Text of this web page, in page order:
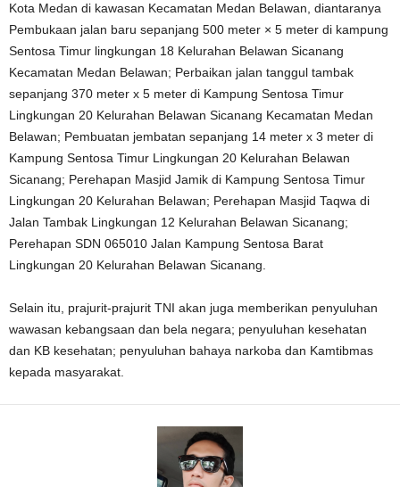
Kota Medan di kawasan Kecamatan Medan Belawan, diantaranya
Pembukaan jalan baru sepanjang 500 meter × 5 meter di kampung
Sentosa Timur lingkungan 18 Kelurahan Belawan Sicanang
Kecamatan Medan Belawan; Perbaikan jalan tanggul tambak
sepanjang 370 meter x 5 meter di Kampung Sentosa Timur
Lingkungan 20 Kelurahan Belawan Sicanang Kecamatan Medan
Belawan; Pembuatan jembatan sepanjang 14 meter x 3 meter di
Kampung Sentosa Timur Lingkungan 20 Kelurahan Belawan
Sicanang; Perehapan Masjid Jamik di Kampung Sentosa Timur
Lingkungan 20 Kelurahan Belawan; Perehapan Masjid Taqwa di
Jalan Tambak Lingkungan 12 Kelurahan Belawan Sicanang;
Perehapan SDN 065010 Jalan Kampung Sentosa Barat
Lingkungan 20 Kelurahan Belawan Sicanang.
Selain itu, prajurit-prajurit TNI akan juga memberikan penyuluhan
wawasan kebangsaan dan bela negara; penyuluhan kesehatan
dan KB kesehatan; penyuluhan bahaya narkoba dan Kamtibmas
kepada masyarakat.